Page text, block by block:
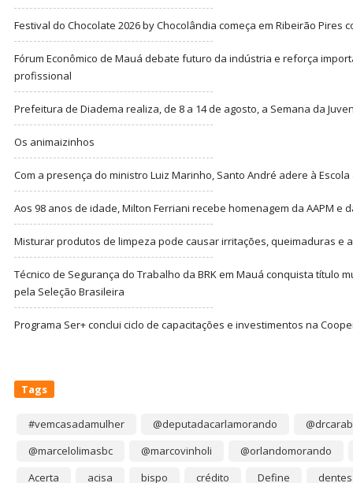
Festival do Chocolate 2026 by Chocolândia começa em Ribeirão Pires
Fórum Econômico de Mauá debate futuro da indústria e reforça
profissional
Prefeitura de Diadema realiza, de 8 a 14 de agosto, a Semana da
Os animaizinhos
Com a presença do ministro Luiz Marinho, Santo André adere à
Aos 98 anos de idade, Milton Ferriani recebe homenagem da AAPM e
Misturar produtos de limpeza pode causar irritações, queimaduras e
Técnico de Segurança do Trabalho da BRK em Mauá conquista título
pela Seleção Brasileira
Programa Ser+ conclui ciclo de capacitações e investimentos na
Tags
#vemcasadamulher @deputadacarlamorando
@marcelolimasbc
@marcovinholi
@orlandomorando
Acerta
acisa bispo crédito Define dentes